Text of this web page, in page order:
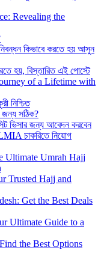
Revealing the
কিভাবে করতে হয় আসুন
হয়, বিস্তারিত এই পোস্টে
of a Lifetime with
নিশ্চিত
জন্য সঠিক?
ভিসার জন্য আবেদন করবেন
চাকরিতে নিয়োগ
Ultimate Umrah Hajj
Trusted Hajj and
Get the Best Deals
Ultimate Guide to a
the Best Options